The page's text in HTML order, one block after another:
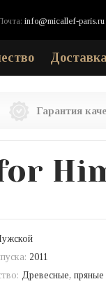
info@micallef-paris.ru
Гарантия
2011
Древесные, пряные